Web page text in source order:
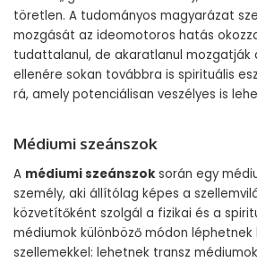
töretlen. A tudományos magyarázat
mozgását az ideomotoros hatás
tudattalanul, de akaratlanul mozgatják
ellenére sokan továbbra is spirituális
rá, amely potenciálisan veszélyes is
Médiumi szeánszok
A médiumi szeánszok során egy
személy, aki állítólag képes a
közvetítőként szolgál a fizikai és a
médiumok különböző módon
szellemekkel: lehetnek transz